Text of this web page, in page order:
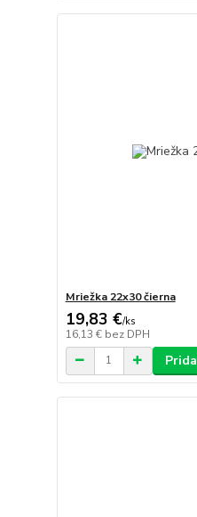
Mriežka 22x30 čierna
19,83 €/ks
16,13 € bez DPH